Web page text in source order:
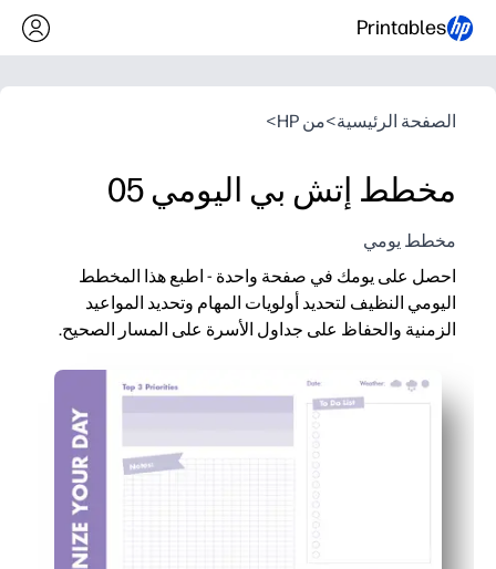
Printables
الصفحة الرئيسية>من HP >
مخطط إتش بي اليومي 05
مخطط يومي
احصل على يومك في صفحة واحدة - اطبع هذا المخطط
اليومي النظيف لتحديد أولويات المهام وتحديد المواعيد
الزمنية والحفاظ على جداول الأسرة على المسار الصحيح.
إعداد بدون إعداد مسبق - اطبع وابدأ التخطيط في ثوانٍ.
تعمل الأقسام الواضحة للأولويات والمهام والكتل الزمنية
يتتبع التصميم المناسب للعائلة الفصول الدراسية والممارسات
استخدام مرن - إعادة الطباعة في أي وقت للمجلدات أو الحافظات